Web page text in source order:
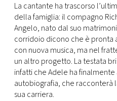
La cantante ha trascorso
della famiglia: il compagno
Angelo, nato dal suo
corridoio dicono che è pronta
con nuova musica, ma nel
un altro progetto. La testata
infatti che Adele ha
autobiografia, che racconterà
sua carriera.